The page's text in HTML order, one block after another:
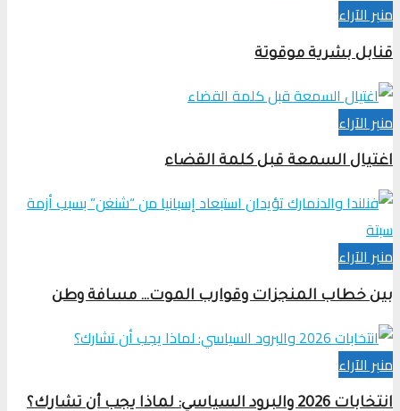
منبر الآراء
قنابل بشرية موقوتة
منبر الآراء
اغتيال السمعة قبل كلمة القضاء
منبر الآراء
بين خطاب المنجزات وقوارب الموت… مسافة وطن
منبر الآراء
انتخابات 2026 والبرود السياسي: لماذا يجب أن تشارك؟